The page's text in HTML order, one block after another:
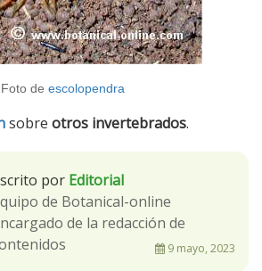
Foto de escolopendra
sobre otros invertebrados.
por Editorial
de Botanical-online
de la redacción de
9 mayo, 2023